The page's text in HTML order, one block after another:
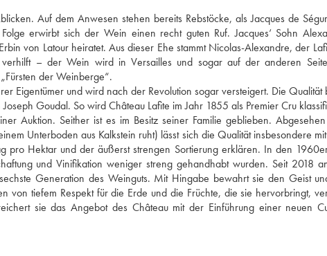
Auf dem Anwesen stehen bereits Rebstöcke, als Jacques de
erwirbt sich der Wein einen recht guten Ruf. Jacques‘ Sohn
von Latour heiratet. Aus dieser Ehe stammt Nicolas-Alexandre, der
verhilft – der Wein wird in Versailles und sogar auf der anderen
der Weinberge“.
Eigentümer und wird nach der Revolution sogar versteigert. Die Qualität
Goudal. So wird Château Lafite im Jahr 1855 als Premier Cru
Auktion. Seither ist es im Besitz seiner Familie geblieben.
Unterboden aus Kalkstein ruht) lässt sich die Qualität insbesondere
pro Hektar und der äußerst strengen Sortierung erklären. In den
und Vinifikation weniger streng gehandhabt wurden. Seit 2018
Generation des Weinguts. Mit Hingabe bewahrt sie den Geist
tiefem Respekt für die Erde und die Früchte, die sie hervorbringt,
sie das Angebot des Château mit der Einführung einer neuen